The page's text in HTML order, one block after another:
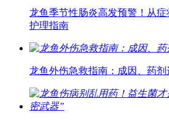
龙鱼季节性肠炎高发预警！从
护理指南
龙鱼外伤急救指南：成因、药